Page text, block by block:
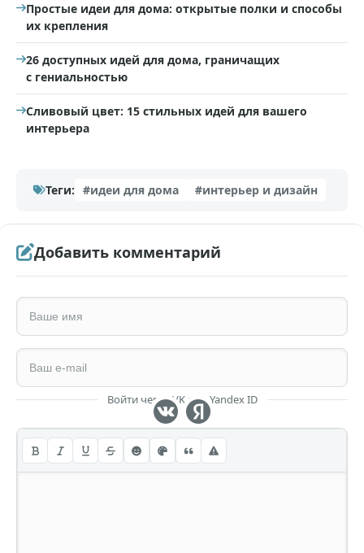
Простые идеи для дома: открытые полки и способы
их крепления
26 доступных идей для дома, граничащих
с гениальностью
Сливовый цвет: 15 стильных идей для вашего
интерьера
Теги: #идеи для дома #интерьер и дизайн
Добавить комментарий
Войти через VK или Yandex ID